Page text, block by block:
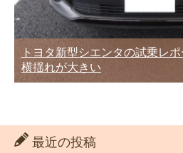
トヨタ新型シエンタの試乗レ
横揺れが大きい
最近の投稿